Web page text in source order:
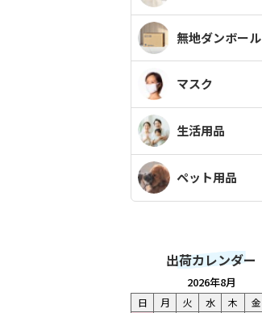
無地ダンボール
マスク
生活用品
ペット用品
出荷カレンダー
2026年8月
日 月 火 水 木 金